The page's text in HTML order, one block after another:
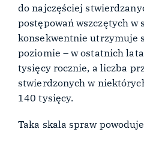
do najczęściej
postępowań wszczętych w
konsekwentnie utrzymuje
poziomie – w ostatnich
tysięcy rocznie, a liczba
stwierdzonych w
140 tysięcy.
Taka skala spraw